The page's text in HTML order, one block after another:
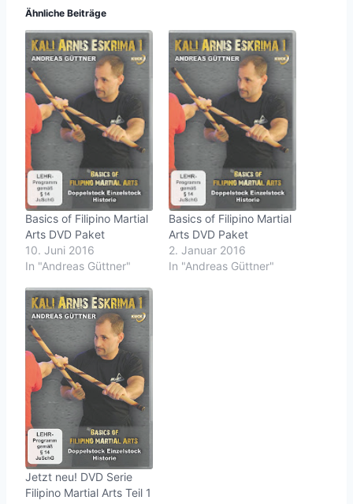
Ähnliche Beiträge
Basics of Filipino Martial
Arts DVD Paket
10. Juni 2016
In "Andreas Güttner"
Basics of Filipino Martial
Arts DVD Paket
2. Januar 2016
In "Andreas Güttner"
Jetzt neu! DVD Serie
Filipino Martial Arts Teil 1